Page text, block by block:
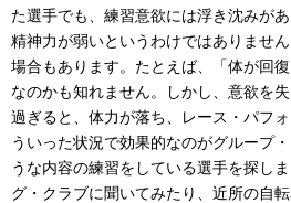
た選手でも、練習意欲には浮き沈みが
精神力が弱いというわけではありませ
場合もあります。たとえば、「体が回
なのかも知れません。しかし、意欲を
過ぎると、体力が落ち、レース・パフ
ういった状況で効果的なのがグループ
うな内容の練習をしている選手を探し
グ・クラブに聞いてみたり、近所の自